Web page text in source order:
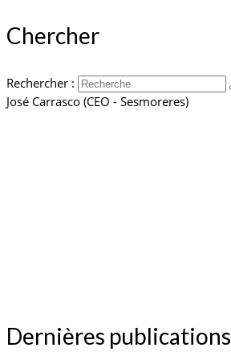
Chercher
Rechercher :
José Carrasco (CEO - Sesmoreres)
Dernières publications